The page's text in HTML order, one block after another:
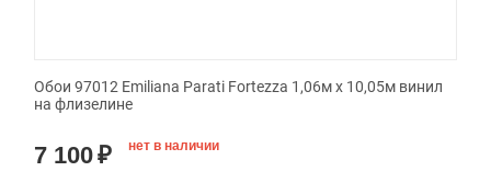
Обои 97012 Emiliana Parati Fortezza 1,06м х 10,05м винил
на флизелине
7 100₽ нет в наличии